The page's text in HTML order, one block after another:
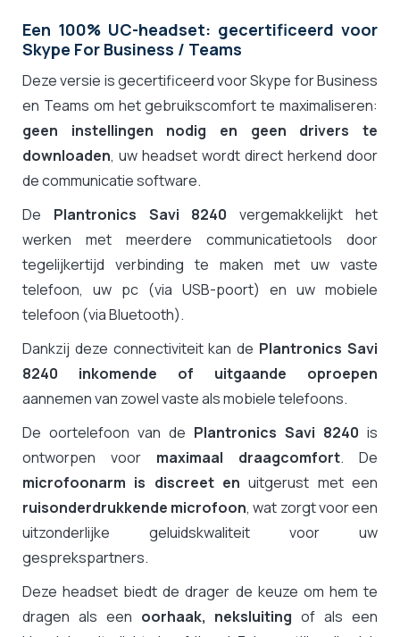
Een 100% UC-headset: gecertificeerd voor
Skype For Business / Teams
Deze versie is gecertificeerd voor Skype for Business
en Teams om het gebruikscomfort te maximaliseren:
geen instellingen nodig en geen drivers te
downloaden, uw headset wordt direct herkend door
de communicatie software.
De Plantronics Savi 8240 vergemakkelijkt het
werken met meerdere communicatietools door
tegelijkertijd verbinding te maken met uw vaste
telefoon, uw pc (via USB-poort) en uw mobiele
telefoon (via Bluetooth).
Dankzij deze connectiviteit kan de Plantronics Savi
8240
inkomende of uitgaande oproepen
aannemen van zowel vaste als mobiele telefoons.
De oortelefoon van de Plantronics Savi 8240 is
ontworpen voor maximaal draagcomfort. De
microfoonarm is discreet en uitgerust met een
ruisonderdrukkende microfoon, wat zorgt voor een
uitzonderlijke geluidskwaliteit voor uw
gesprekspartners.
Deze headset biedt de drager de keuze om hem te
dragen als een oorhaak, neksluiting of als een